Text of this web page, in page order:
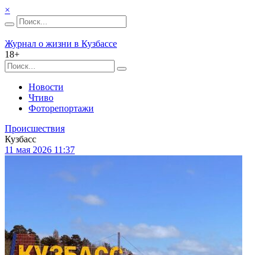
×
Журнал о жизни в Кузбассе
18+
Новости
Чтиво
Фоторепортажи
Происшествия
Кузбасс
11 мая 2026 11:37